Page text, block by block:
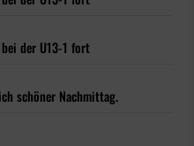
der U13-1 fort
schöner Nachmittag.